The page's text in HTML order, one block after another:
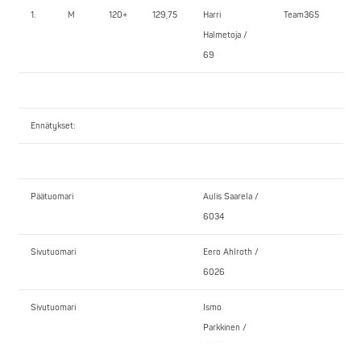
1. M 120+ 129,75
Harri
Halmetoja /
69
Team365
Ennätykset:
Päätuomari
Aulis Saarela /
6034
Sivutuomari
Eero Ahlroth /
6026
Sivutuomari
Ismo
Parkkinen /